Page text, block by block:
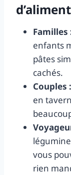
Familles
enfants
pâtes
cachés.
Couples :
en
vous
rien